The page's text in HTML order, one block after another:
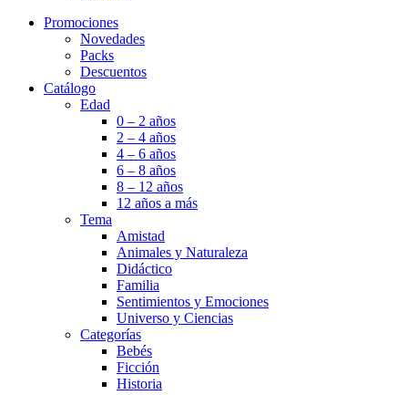
Promociones
Novedades
Packs
Descuentos
Catálogo
Edad
0 – 2 años
2 – 4 años
4 – 6 años
6 – 8 años
8 – 12 años
12 años a más
Tema
Amistad
Animales y Naturaleza
Didáctico
Familia
Sentimientos y Emociones
Universo y Ciencias
Categorías
Bebés
Ficción
Historia